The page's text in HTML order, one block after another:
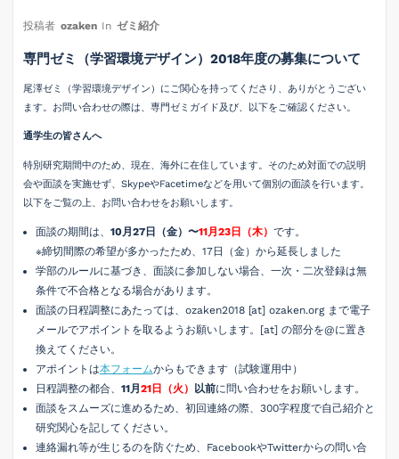
投稿者 ozaken In ゼミ紹介
専門ゼミ（学習環境デザイン）2018年度の募集について
尾澤ゼミ（学習環境デザイン）にご関心を持ってくださり、ありがとうござい
ます。お問い合わせの際は、専門ゼミガイド及び、以下をご確認ください。
通学生の皆さんへ
特別研究期間中のため、現在、海外に在住しています。そのため対面での説明
会や面談を実施せず、SkypeやFacetimeなどを用いて個別の面談を行います。
以下をご覧の上、お問い合わせをお願いします。
面談の期間は、 10月27日（金）〜11月23日（木） です。
※締切間際の希望が多かったため、17日（金）から延長しました
学部のルールに基づき、面談に参加しない場合、一次・二次登録は無
条件で不合格となる場合があります。
面談の日程調整にあたっては、ozaken2018 [at] ozaken.org まで電子
メールでアポイントを取るようお願いします。[at] の部分を@に置き
換えてください。
アポイントは本フォームからもできます（試験運用中）
日程調整の都合、 11月 21日（火） 以前に問い合わせをお願いします。
面談をスムーズに進めるため、初回連絡の際、300字程度で自己紹介と
研究関心を記してください。
連絡漏れ等が生じるのを防ぐため、FacebookやTwitterからの問い合